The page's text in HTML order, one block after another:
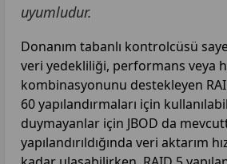
uyumludur.
Donanım tabanlı kontrolcüsü
veri yedekliliği, performans veya
kombinasyonunu destekleyen
60 yapılandırmaları için
duymayanlar için JBOD da
yapılandırıldığında veri aktarım